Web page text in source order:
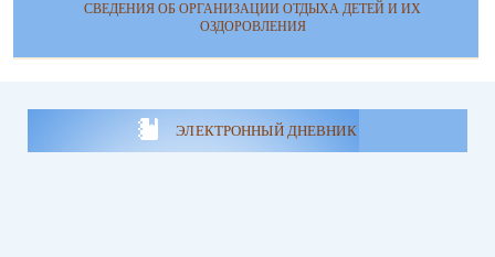
СВЕДЕНИЯ ОБ ОРГАНИЗАЦИИ ОТДЫХА ДЕТЕЙ И ИХ
ОЗДОРОВЛЕНИЯ
ЭЛЕКТРОННЫЙ ДНЕВНИК